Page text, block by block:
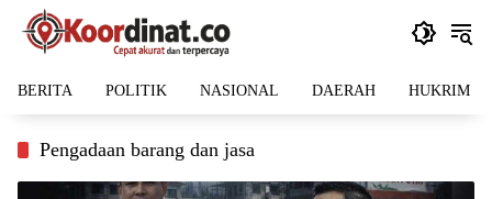
Langsung
BERITA POLITIK NASIONAL DAERAH HUKRIM
Pengadaan barang dan jasa